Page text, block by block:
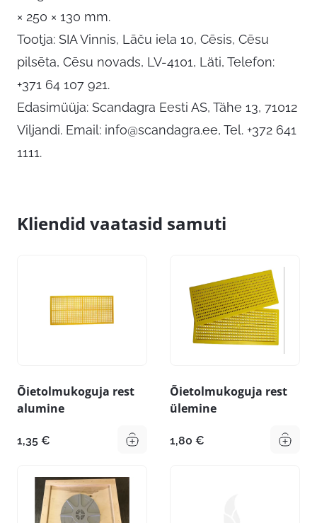
× 250 × 130 mm.
Tootja: SIA Vinnis, Lāču iela 10, Cēsis, Cēsu
pilsēta, Cēsu novads, LV-4101, Läti, Telefon:
+371 64 107 921.
Edasimüüja: Scandagra Eesti AS, Tähe 13, 71012
Viljandi. Email: info@scandagra.ee, Tel. +372 641
1111.
Kliendid vaatasid samuti
Õietolmukoguja rest
alumine
1,35 €
Õietolmukoguja rest
ülemine
1,80 €